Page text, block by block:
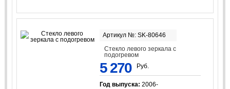
Артикул №: SK-80646
Стекло левого зеркала с
подогревом
5 270 Руб.
Год выпуска: 2006-